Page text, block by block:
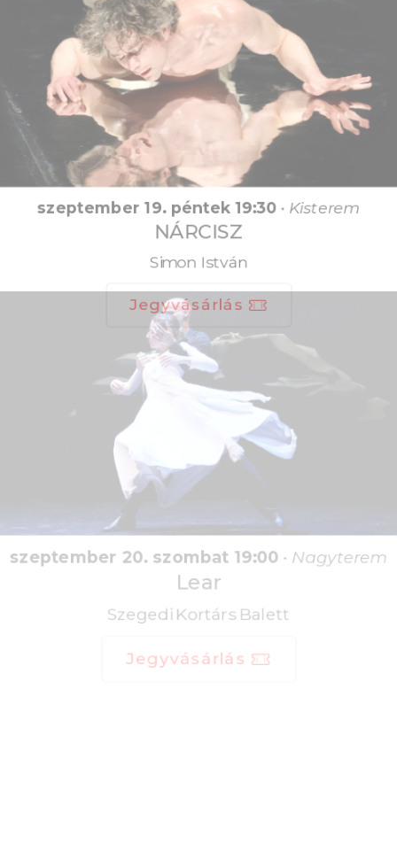
szeptember 19. péntek 19:30• Kisterem
NÁRCISZ
Simon István
Jegyvásárlás
szeptember 20. szombat 19:00 • Nagyterem
Lear